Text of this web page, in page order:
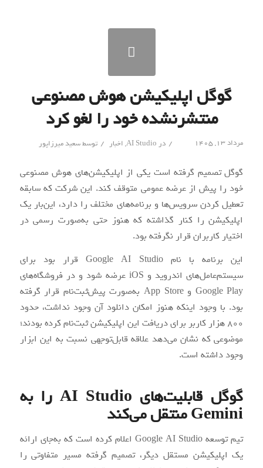
گوگل اپلیکیشن هوش مصنوعی
منتشرنشده خود را لغو کرد
مرداد ۱۳, ۱۴۰۵ / در AI Studio
, اخبار / توسطسعید میرزاپور
گوگل تصمیم گرفته است یکی از اپلیکیشن‌های هوش مصنوعی
خود را پیش از عرضه عمومی متوقف کند. این شرکت که سابقه
تعطیل کردن سرویس‌ها و برنامه‌های مختلف را دارد، این‌بار یک
اپلیکیشن را کنار گذاشته که هنوز حتی به‌صورت رسمی در
اختیار کاربران قرار نگرفته بود.
این برنامه با نام Google AI Studio قرار بود برای
سیستم‌عامل‌های اندروید و iOS عرضه شود و در فروشگاه‌های
Google Play و App Store به‌صورت پیش‌ثبت‌نام قرار گرفته
بود. با وجود اینکه هنوز امکان دانلود آن وجود نداشت، حدود
۸۰۰ هزار کاربر برای دریافت این اپلیکیشن ثبت‌نام کرده بودند؛
موضوعی که نشان می‌دهد علاقه قابل‌توجهی نسبت به این ابزار
وجود داشته است.
گوگل قابلیت‌های AI Studio را به
Gemini منتقل می‌کند
تیم توسعه Google AI Studio اعلام کرده است که به‌جای ارائه
یک اپلیکیشن مستقل دیگر، تصمیم گرفته مسیر متفاوتی را